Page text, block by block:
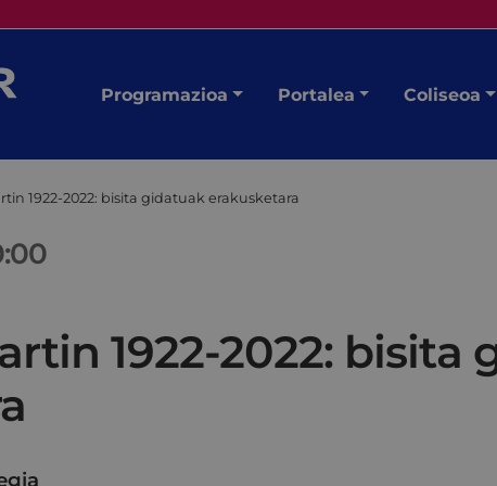
Programazioa Portalea Coliseoa
1922-2022: bisita gidatuak erakusketara
1922-2022: bisita